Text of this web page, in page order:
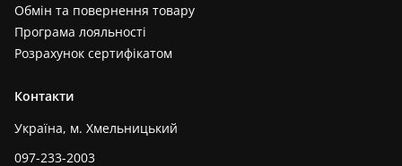
Обмін та повернення товару
Програма лояльності
Розрахунок сертифікатом
Контакти
Україна, м. Хмельницький
097-233-2003